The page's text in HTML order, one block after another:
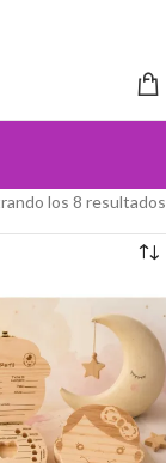
los 8 resultados